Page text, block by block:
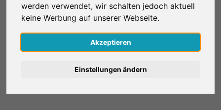
werden verwendet, wir schalten jedoch aktuell
keine Werbung auf unserer Webseite.
Akzeptieren
Einstellungen ändern
English
Nederlands